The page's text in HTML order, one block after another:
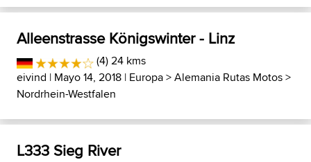
Alleenstrasse Königswinter - Linz
(4) 24 kms
eivind | Mayo 14, 2018 | Europa>Alemania Rutas Motos>
Nordrhein-Westfalen
L333 Sieg River